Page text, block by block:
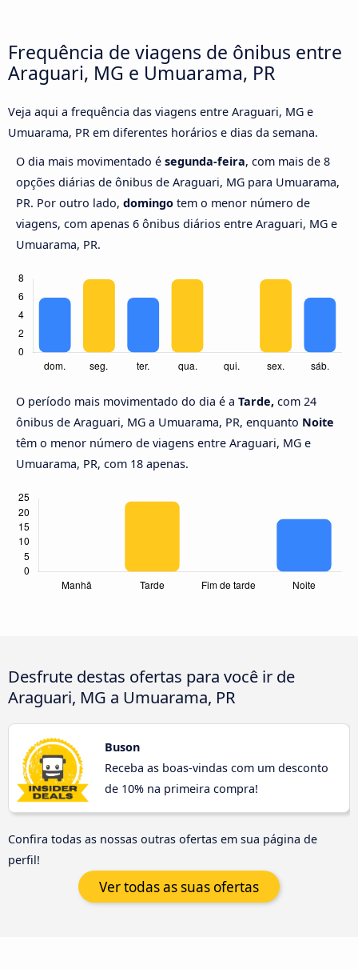
Frequência de viagens de ônibus entre
Araguari, MG e Umuarama, PR
Veja aqui a frequência das viagens entre Araguari, MG e
Umuarama, PR em diferentes horários e dias da semana.
O dia mais movimentado é segunda-feira, com mais de 8
opções diárias de ônibus de Araguari, MG para Umuarama,
PR. Por outro lado, domingo tem o menor número de
viagens, com apenas 6 ônibus diários entre Araguari, MG e
Umuarama, PR.
O período mais movimentado do dia é a Tarde, com 24
ônibus de Araguari, MG a Umuarama, PR, enquanto Noite
têm o menor número de viagens entre Araguari, MG e
Umuarama, PR, com 18 apenas.
Desfrute destas ofertas para você ir de
Araguari, MG a Umuarama, PR
Buson
Receba as boas-vindas com um desconto
de 10% na primeira compra!
Confira todas as nossas outras ofertas em sua página de
perfil!
Ver todas as suas ofertas